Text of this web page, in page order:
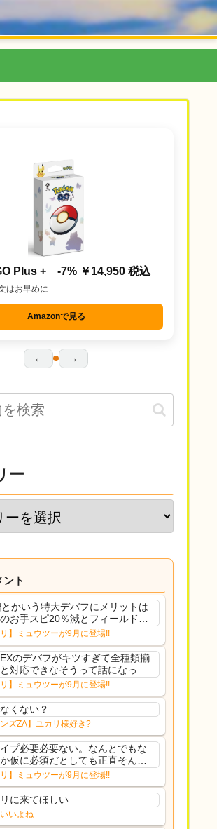
Plus + -7% ￥14,950 税込
はお早めに
Amazonで見る
← →
ー
ト
かいう特大デバフにメリットは
お手スピ20％減とフィールド効
ェアリーノーマルとか引いたら
料理も作れないし終わり控えめ
カス
リ】ミュウツーが9月に登場!!
のデバフがキツすぎて全種類揃
対応できなそうって話になって
リ】ミュウツーが9月に登場!!
くない？
ンズZA】ユカリ様好き?
プ必要必要ない。なんとでもな
仮に必須だとしても正直そんな
き合う気は無い。運営は時間の
を甘く見すぎなのよ。ポケスリ
とないやろうなと思ってる。〉
最短二年後...
リ】ミュウツーが9月に登場!!
に来てほしい
いよね